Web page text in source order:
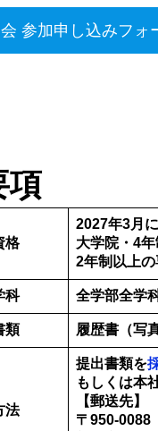
参加申し込みフォ
項
格
2027年3月に
大学院・4
2年制以上
科 全学部全学
類 履歴書（写
法
提出書類を
もしくは本
【郵送先】
〒950-0088